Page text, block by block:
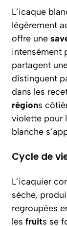
L’icaque
légèrement
offre une
intensément
partagent
distinguent
dans les
régions
violette pour
blanche
Cycle de
L’icaquier
sèche,
regroupées
les fruits se